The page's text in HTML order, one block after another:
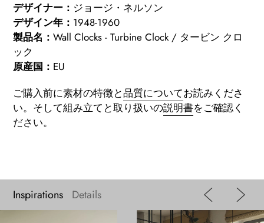
デザイナー： ジョージ・ネルソン
デザイン年： 1948-1960
製品名： Wall Clocks - Turbine Clock / タービン クロ
ック
原産国： EU
ご購入前に素材の特徴と品質についてお読みくださ
い。 そして組み立てと取り扱いの説明書をご確認く
ださい。
Inspirations Details